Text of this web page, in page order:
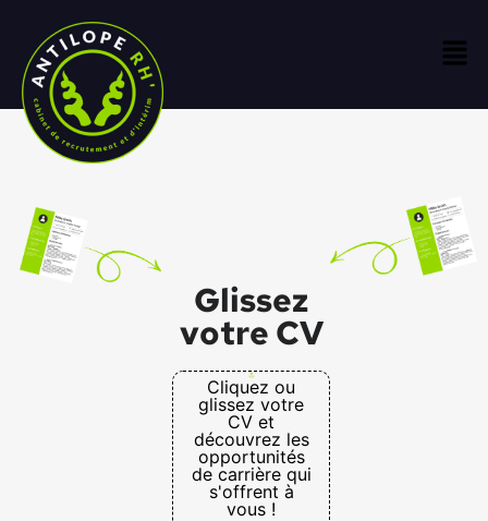
Glissez
votre CV
Cliquez ou
glissez votre
CV et
découvrez les
opportunités
de carrière qui
s'offrent à
vous !